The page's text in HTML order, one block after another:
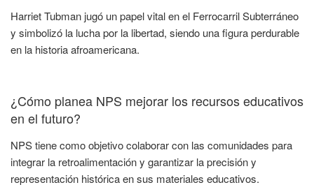
Harriet Tubman jugó un papel vital en el Ferrocarril Subterráneo
y simbolizó la lucha por la libertad, siendo una figura perdurable
en la historia afroamericana.
¿Cómo planea NPS mejorar los recursos educativos
en el futuro?
NPS tiene como objetivo colaborar con las comunidades para
integrar la retroalimentación y garantizar la precisión y
representación histórica en sus materiales educativos.